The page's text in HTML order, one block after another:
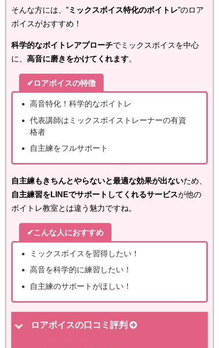
そんな方には、” ミックスボイス特化のボイトレ”のロア
ボイスがおすすめ！
科学的なボイトレアプローチでミックスボイスを中心
に、 高音に磨きをかけてくれます
✔ロアボイスの特徴
高音特化！科学的なボイトレ
代表講師はミックスボイストレーナーの有資
格者
自主練をフルサポート
自主練もきちんとやらないと最適な効果が出ないため、
自主練習をLINEでサポートしてくれるサービスが他の
ボイトレ教室とは違う魅力ですね。
✔こんな人におすすめ
ミックスボイスを習得したい！
高音を科学的に練習したい！
自主練のサポートがほしい！
ロアボイスの口コミ評判